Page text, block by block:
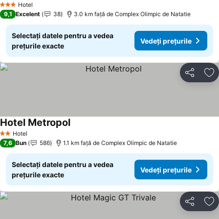
3 SteleHotel
9,1 Excelent 38 3.0 km faţă de Complex Olimpic de Natatie
Selectați datele pentru a vedea
prețurile exacte
Vedeți prețurile
Distribuiți
2 SteleHotel
Hotel Metropol
7,6 Bun 586 1.1 km faţă de Complex Olimpic de Natatie
Selectați datele pentru a vedea
prețurile exacte
Vedeți prețurile
Distribuiți